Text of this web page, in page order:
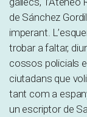
de Sánchez
imperant.
trobar a faltar,
cossos policials
ciutadans que
tant com a
un escriptor de